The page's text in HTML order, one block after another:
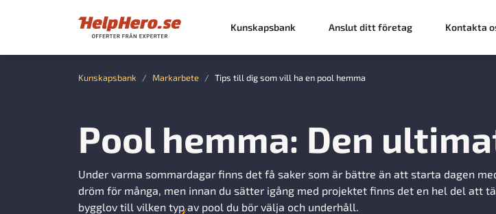
Kunskapsbank Anslut ditt företag Kontakta
Kunskapsbank Markarbete Tips till dig som vill ha en pool hemma
Pool hemma: Den
Under varma sommardagar finns det få saker som är bättre än att starta dagen
dröm för många, men innan du sätter igång med projektet finns det en hel del att
bygglov till vilken typ av pool du bör välja och underhåll.